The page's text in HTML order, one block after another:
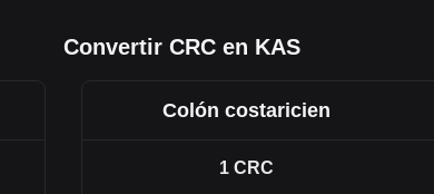
Convertir CRC en KAS
Colón costaricien
1 CRC